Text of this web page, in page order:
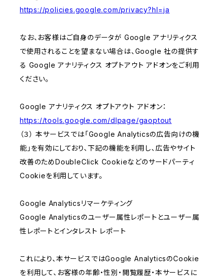
https://policies.google.com/privacy?hl=ja
なお、お客様はご自身のデータが Google アナリティクス
で使用されることを望まない場合は、Google 社の提供す
る Google アナリティクス オプトアウト アドオンをご利用
ください。
Google アナリティクス オプトアウト アドオン：
https://tools.google.com/dlpage/gaoptout
（３） 本サービスでは「Google Analyticsの広告向けの機
能」を有効にしており、下記の機能を利用し、広告やサイト
改善のためDoubleClick Cookieなどのサードパーティ
Cookieを利用しています。
Google Analyticsリマーケティング
Google Analyticsのユーザー属性レポートとユーザー属
性レポートとインタレスト レポート
これにより、本サービスではGoogle AnalyticsのCookie
を利用して、お客様の年齢・性別・閲覧履歴・本サービスに